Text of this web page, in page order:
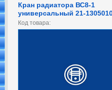
Кран радиатора ВС8-1
универсальный 21-
Код товара: